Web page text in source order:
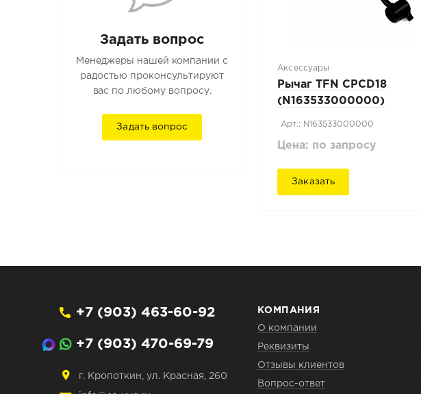
Задать вопрос
Менеджеры нашей компании с
радостью проконсультируют
вас по любому вопросу.
Задать вопрос
Аксессуары
Рычаг TFN CPCD18
(N163533000000)
Арт.: N163533000000
Цена: по запросу
Заказать
+7 (903) 463-60-92
+7 (903) 470-69-79
г. Кропоткин, ул. Красная, 260
КОМПАНИЯ
О компании
Реквизиты
Отзывы клиентов
Вопрос-ответ